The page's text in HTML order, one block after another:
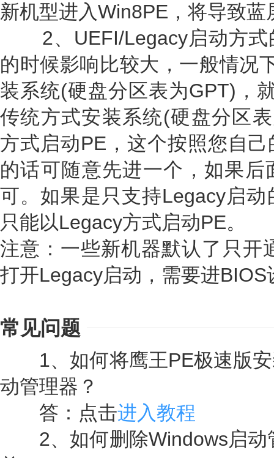
新机型进入Win8PE，将导致
2、UEFI/Legacy启动方式
的时候影响比较大，一般情况
装系统(硬盘分区表为GPT)，
传统方式安装系统(硬盘分区
方式启动PE，这个按照您自
的话可随意先进一个，如果
可。如果是只支持Legacy启
只能以Legacy方式启动PE。
注意：一些新机器默认了只开
打开Legacy启动，需要进
常见问题
1、如何将鹰王PE极速版安
动管理器？
答：点击进入教程
2、如何删除Windows启动